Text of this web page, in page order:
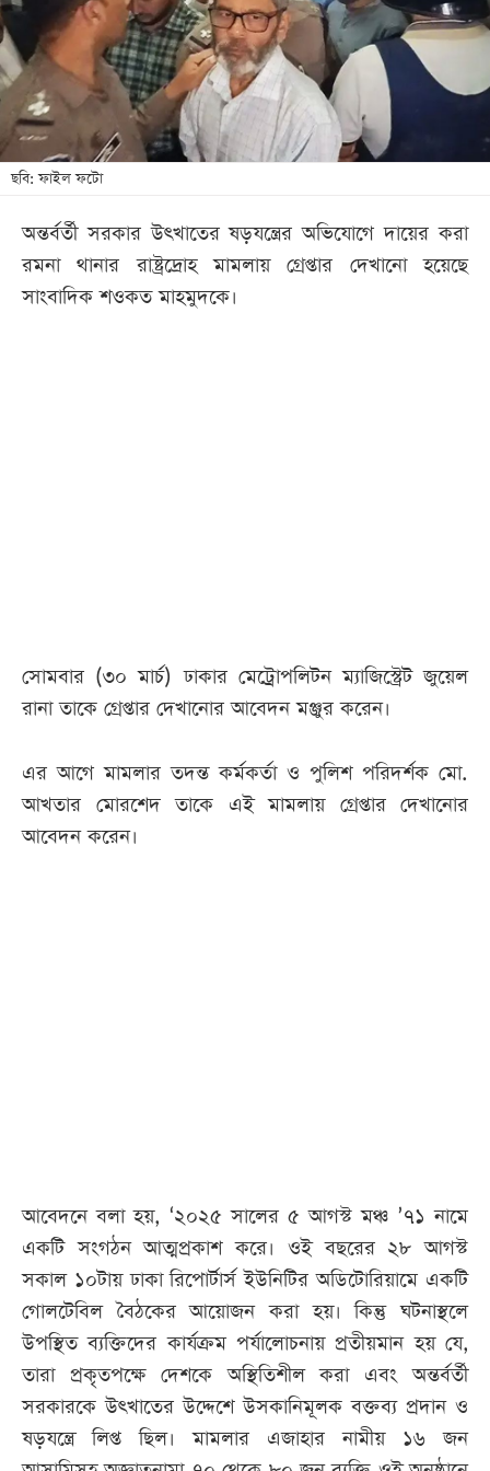
খেলা
বিনোদন
লাইফ
স্টাইল
শিক্ষা
বিভাগ
পেপার
ছবি: ফাইল ফটো
অন্তর্বর্তী সরকার উৎখাতের ষড়যন্ত্রের অভিযোগে দায়ের করা
রমনা থানার রাষ্ট্রদ্রোহ মামলায় গ্রেপ্তার দেখানো হয়েছে
সাংবাদিক শওকত মাহমুদকে।
সোমবার (৩০ মার্চ) ঢাকার মেট্রোপলিটন ম্যাজিস্ট্রেট জুয়েল
রানা তাকে গ্রেপ্তার দেখানোর আবেদন মঞ্জুর করেন।
এর আগে মামলার তদন্ত কর্মকর্তা ও পুলিশ পরিদর্শক মো.
আখতার মোরশেদ তাকে এই মামলায় গ্রেপ্তার দেখানোর
আবেদন করেন।
আবেদনে বলা হয়, ‘২০২৫ সালের ৫ আগস্ট মঞ্চ ’৭১ নামে
একটি সংগঠন আত্মপ্রকাশ করে। ওই বছরের ২৮ আগস্ট
সকাল ১০টায় ঢাকা রিপোর্টার্স ইউনিটির অডিটোরিয়ামে একটি
গোলটেবিল বৈঠকের আয়োজন করা হয়। কিন্তু ঘটনাস্থলে
উপস্থিত ব্যক্তিদের কার্যক্রম পর্যালোচনায় প্রতীয়মান হয় যে,
তারা প্রকৃতপক্ষে দেশকে অস্থিতিশীল করা এবং অন্তর্বর্তী
সরকারকে উৎখাতের উদ্দেশে উসকানিমূলক বক্তব্য প্রদান ও
ষড়যন্ত্রে লিপ্ত ছিল। মামলার এজাহার নামীয় ১৬ জন